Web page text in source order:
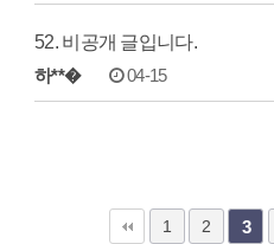
52. 비공개 글입니다.
하**� 04-15
1 2 3